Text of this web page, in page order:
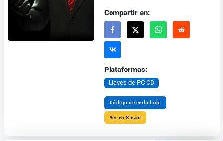
de la agencia de la que el
Agente 47 recibe...
Compartir en:
Plataformas:
Llaves de PC CD
Código de embebido
Ver en Steam